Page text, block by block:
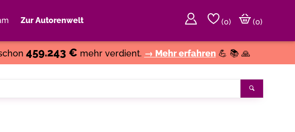
Zur Autorenwelt (0)
(0)
459.243 € mehr verdient. → Mehr erfahren 💪 📚 🙏